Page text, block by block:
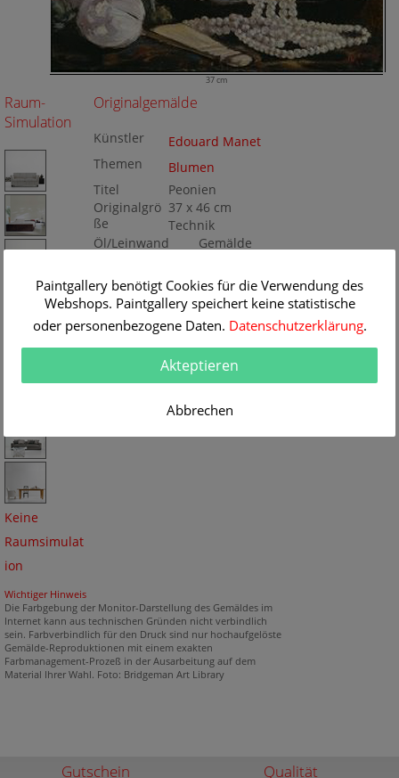
37 cm
Raum-
Simulation
Keine
Raumsimulat
ion
Originalgemälde
Künstler
Edouard Manet
Themen
Blumen
Titel
Peonien
Originalgrö
ße
37 x 46 cm
Technik
Öl/Leinwand
Gemälde
BA208894
Wichtiger Hinweis
Die Farbgebung der Monitor-Darstellung des Gemäldes im
Internet kann aus technischen Gründen nicht verbindlich
sein. Farbverbindlich für den Druck sind nur hochaufgelöste
Gemälde-Reproduktionen mit einem exakten
Farbmanagement-Prozeß in der Ausarbeitung auf dem
Material Ihrer Wahl. Foto: Bridgeman Art Library
Gutschein Qualität
Paintgallery benötigt Cookies für die Verwendung des
Webshops. Paintgallery speichert keine statistische
oder personenbezogene Daten. Datenschutzerklärung.
Akteptieren
Abbrechen